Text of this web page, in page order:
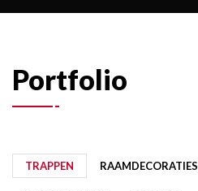
Portfolio
TRAPPEN RAAMDECORATIES